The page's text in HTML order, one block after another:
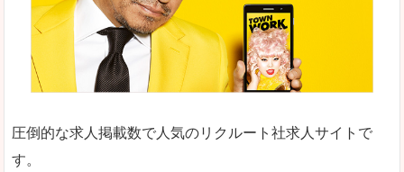
圧倒的な求人掲載数で人気のリクルート社求人サイトで
す。